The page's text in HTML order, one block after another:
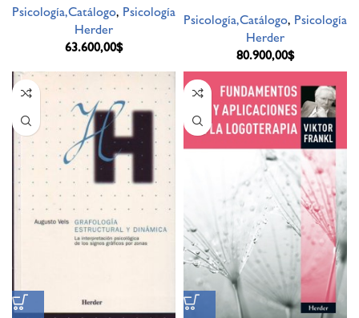
Psicología,Catálogo, Psicología
Herder
63.600,00$
Psicología,Catálogo, Psicología
Herder
80.900,00$